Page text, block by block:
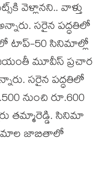
వెళ్లానని.. వాళ్తు
సరైన పద్ధతిలో
టాప్-50 సినిమాల్లో
మూవీస్ ప్రచార
సరైన పద్ధతిలో
నుంచి రూ.600
త‌మ్మారెడ్డి. సినిమా
జాబితాలో